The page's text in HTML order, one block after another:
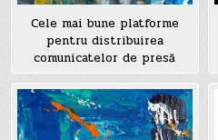
Cele mai bune platforme
pentru distribuirea
comunicatelor de presă